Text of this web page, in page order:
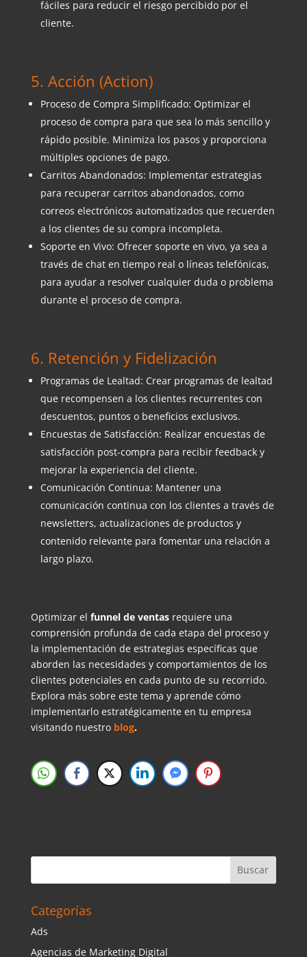
fáciles para reducir el riesgo percibido por el
cliente.
5. Acción (Action)
Proceso de Compra Simplificado: Optimizar el
proceso de compra para que sea lo más sencillo y
rápido posible. Minimiza los pasos y proporciona
múltiples opciones de pago.
Carritos Abandonados: Implementar estrategias
para recuperar carritos abandonados, como
correos electrónicos automatizados que recuerden
a los clientes de su compra incompleta.
Soporte en Vivo: Ofrecer soporte en vivo, ya sea a
través de chat en tiempo real o líneas telefónicas,
para ayudar a resolver cualquier duda o problema
durante el proceso de compra.
6. Retención y Fidelización
Programas de Lealtad: Crear programas de lealtad
que recompensen a los clientes recurrentes con
descuentos, puntos o beneficios exclusivos.
Encuestas de Satisfacción: Realizar encuestas de
satisfacción post-compra para recibir feedback y
mejorar la experiencia del cliente.
Comunicación Continua: Mantener una
comunicación continua con los clientes a través de
newsletters, actualizaciones de productos y
contenido relevante para fomentar una relación a
largo plazo.
Optimizar el funnel de ventas requiere una
comprensión profunda de cada etapa del proceso y
la implementación de estrategias específicas que
aborden las necesidades y comportamientos de los
clientes potenciales en cada punto de su recorrido.
Explora más sobre este tema y aprende cómo
implementarlo estratégicamente en tu empresa
visitando nuestro blog.
Categorías
Ads
Agencias de Marketing Digital